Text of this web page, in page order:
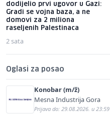
dodijelio prvi ugovor u Gazi:
Gradi se vojna baza, a ne
domovi za 2 miliona
raseljenih Palestinaca
2 sata
Oglasi za posao
Konobar (m/ž)
Mesna Industrija Gora
Prijava do: 29.08.2026. u 23:59